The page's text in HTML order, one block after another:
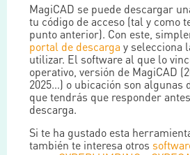
MagiCAD se puede descargar
tu código de acceso (tal y como
punto anterior). Con este,
portal de descarga y selecciona
utilizar. El software al que lo
operativo, versión de MagiCAD
2025…) o ubicación son algunas
que tendrás que responder
descarga.
Si te ha gustado esta
también te interesa otros